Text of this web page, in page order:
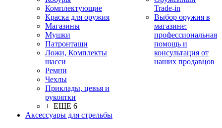
Комплектующие
Краска для оружия
Магазины
Мушки
Патронташи
Ложи, Комплекты
шасси
Ремни
Чехлы
Приклады, цевья и
рукоятки
+ ЕЩЕ 6
Аксессуары для стрельбы
Trade-in
Выбор оружия в
магазине:
профессиональная
помощь и
консультация от
наших продавцов